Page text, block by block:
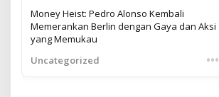
Money Heist: Pedro Alonso Kembali
Memerankan Berlin dengan Gaya dan Aksi
yang Memukau
Uncategorized
•••